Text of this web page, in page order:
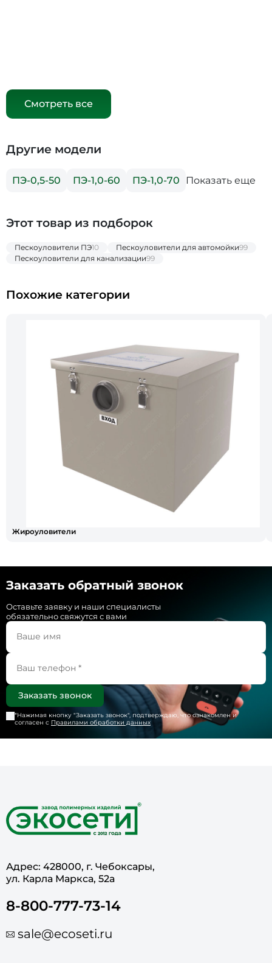
Смотреть все
Другие модели
ПЭ-0,5-50 ПЭ-1,0-60 ПЭ-1,0-70 Показать еще
Этот товар из подборок
Пескоуловители ПЭ10 Пескоуловители для автомойки99
Пескоуловители для канализации99
Похожие категории
Жироуловители
Заказать обратный звонок
Оставьте заявку и наши специалисты
обязательно свяжутся с вами
*Нажимая кнопку "Заказать звонок", подтверждаю, что ознакомлен и
согласен с Правилами обработки данных
Адрес: 428000, г. Чебоксары,
ул. Карла Маркса, 52а
8-800-777-73-14
sale@ecoseti.ru